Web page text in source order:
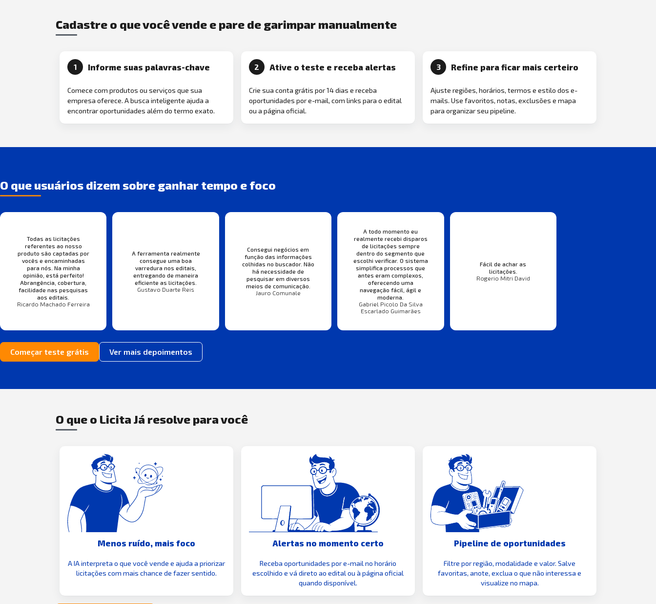
Cadastre o que você vende e pare de garimpar manualmente
1 Informe suas palavras-chave
Comece com produtos ou serviços que sua
empresa oferece. A busca inteligente ajuda a
encontrar oportunidades além do termo exato.
2 Ative o teste e receba alertas
Crie sua conta grátis por 14 dias e receba
oportunidades por e-mail, com links para o edital
ou a página oficial.
3 Refine para ficar mais certeiro
Ajuste regiões, horários, termos e estilo dos e-
mails. Use favoritos, notas, exclusões e mapa
para organizar seu pipeline.
O que usuários dizem sobre ganhar tempo e foco
Todas as licitações
referentes ao nosso
produto são captadas por
vocês e encaminhadas
para nós. Na minha
opinião, está perfeito!
Abrangência, cobertura,
facilidade nas pesquisas
aos editais.
Ricardo Machado Ferreira
A ferramenta realmente
consegue uma boa
varredura nos editais,
entregando de maneira
eficiente as licitações.
Gustavo Duarte Reis
Consegui negócios em
função das informações
colhidas no buscador. Não
há necessidade de
pesquisar em diversos
meios de comunicação.
Jauro Comunale
A todo momento eu
realmente recebi disparos
de licitações sempre
dentro do segmento que
escolhi verificar. O sistema
simplifica processos que
antes eram complexos,
oferecendo uma
navegação fácil, ágil e
moderna.
Gabriel Picolo Da Silva
Escarlado Guimarães
Fácil de achar as
licitações.
Rogerio Mitri David
Começar teste grátis Ver mais depoimentos
O que o Licita Já resolve para você
Menos ruído, mais foco
A IA interpreta o que você vende e ajuda a priorizar
licitações com mais chance de fazer sentido.
Alertas no momento certo
Receba oportunidades por e-mail no horário
escolhido e vá direto ao edital ou à página oficial
quando disponível.
Pipeline de oportunidades
Filtre por região, modalidade e valor. Salve
favoritas, anote, exclua o que não interessa e
visualize no mapa.